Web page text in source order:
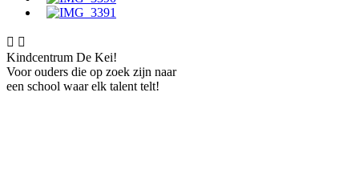
 
Kindcentrum De Kei!
Voor ouders die op zoek zijn naar
een school waar elk talent telt!